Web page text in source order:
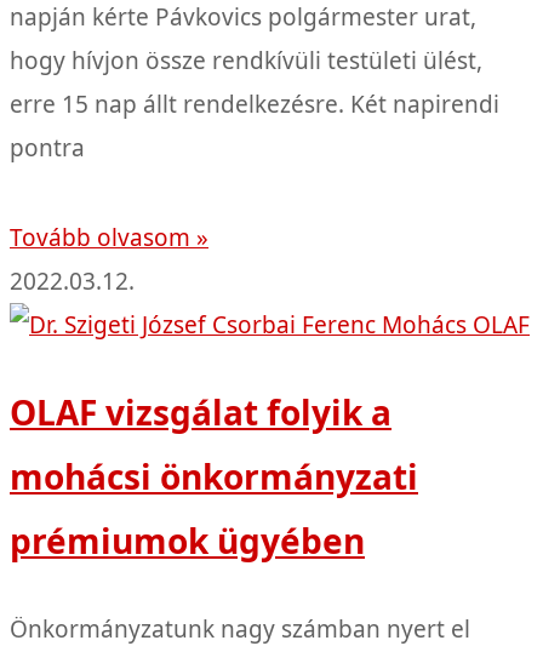
napján kérte Pávkovics polgármester urat,
hogy hívjon össze rendkívüli testületi ülést,
erre 15 nap állt rendelkezésre. Két napirendi
pontra
Tovább olvasom »
2022.03.12.
OLAF vizsgálat folyik a
mohácsi önkormányzati
prémiumok ügyében
Önkormányzatunk nagy számban nyert el